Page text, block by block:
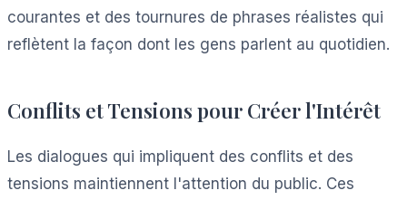
courantes et des tournures de phrases réalistes qui
reflètent la façon dont les gens parlent au quotidien.
Conflits et Tensions pour Créer l'Intérêt
Les dialogues qui impliquent des conflits et des
tensions maintiennent l'attention du public. Ces